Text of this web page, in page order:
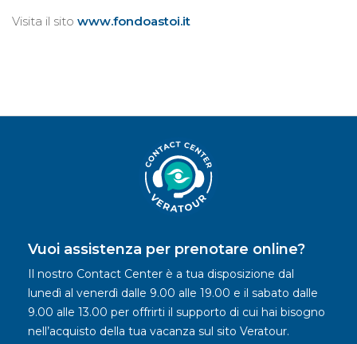
Visita il sito www.fondoastoi.it
Vuoi assistenza per prenotare online?
Il nostro Contact Center è a tua disposizione dal
lunedì al venerdì dalle 9.00 alle 19.00 e il sabato dalle
9.00 alle 13.00 per offrirti il supporto di cui hai bisogno
nell’acquisto della tua vacanza sul sito Veratour.